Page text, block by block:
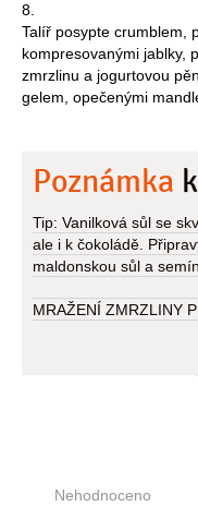
8.
Talíř posypte crumblem,
kompresovanými jablky,
zmrzlinu a jogurtovou
gelem, opečenými
Poznámka
Tip: Vanilková sůl se
ale i k čokoládě.
maldonskou sůl a
MRAŽENÍ ZMRZLINY
Nehodnoceno